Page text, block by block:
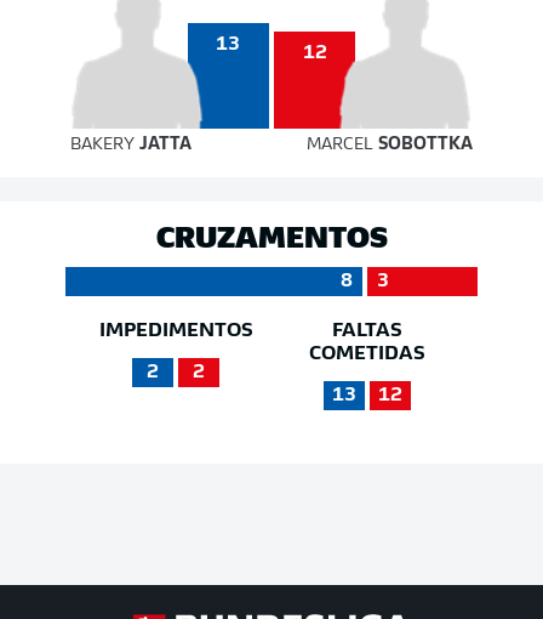
13 12
BAKERY JATTA MARCELSOBOTTKA
CRUZAMENTOS
8 3
IMPEDIMENTOS
2 2
FALTAS
COMETIDAS
13 12